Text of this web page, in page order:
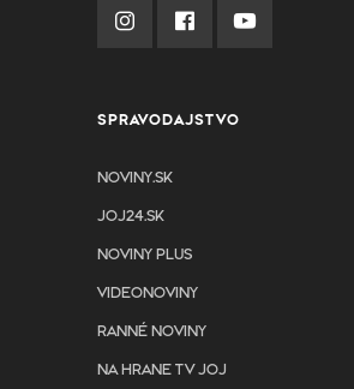
SPRAVODAJSTVO
NOVINY.SK
JOJ24.SK
NOVINY PLUS
VIDEONOVINY
RANNÉ NOVINY
NA HRANE TV JOJ